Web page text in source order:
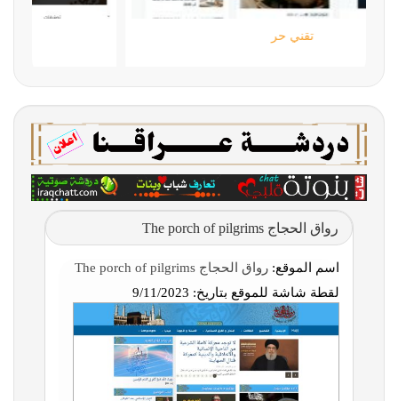
رواق الحجاج The porch of pilgrims
اسم الموقع: رواق الحجاج The porch of pilgrims
لقطة شاشة للموقع بتاريخ: